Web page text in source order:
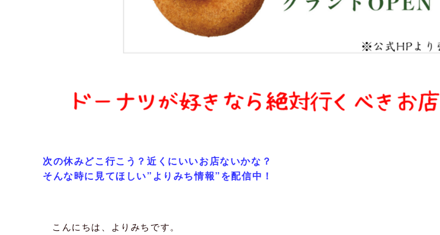
次の休みどこ行こう？近くにいいお店ないかな？
そんな時に見てほしい”よりみち情報”を配信中！
こんにちは、よりみちです。